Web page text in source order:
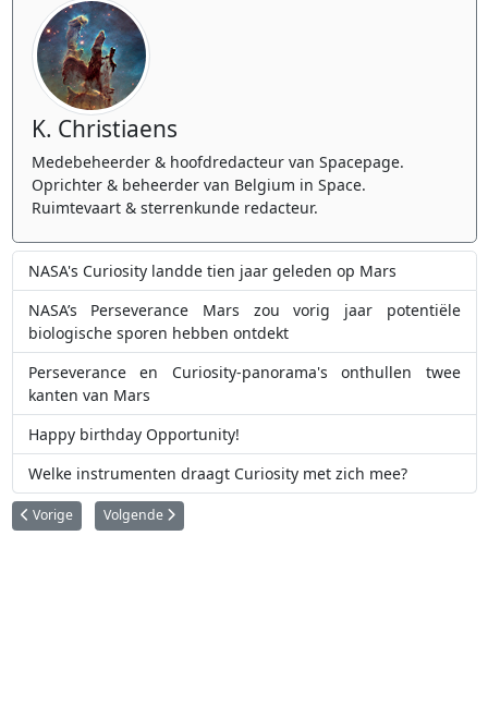
K. Christiaens
Medebeheerder & hoofdredacteur van Spacepage.
Oprichter & beheerder van Belgium in Space.
Ruimtevaart & sterrenkunde redacteur.
NASA's Curiosity landde tien jaar geleden op Mars
NASA’s Perseverance Mars zou vorig jaar potentiële
biologische sporen hebben ontdekt
Perseverance en Curiosity-panorama's onthullen twee
kanten van Mars
Happy birthday Opportunity!
Welke instrumenten draagt Curiosity met zich mee?
Vorig artikel: Wetenschappers vinden oceanen van water op Mars, helaas
Vorige Volgende artikel: Mars Odyssey viert 100.000
Volgende